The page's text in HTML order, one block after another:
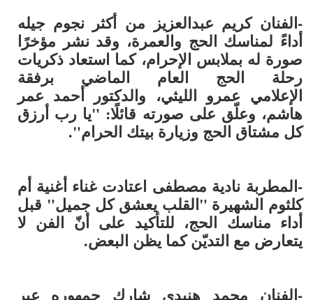
-الفنانكريم عبدالعزيز من أكثر نجوم جيله
أداءً لمناسك الحج والعمرة، وقد نشر مؤخرًا
صورة له بملابس الإحرام، كما استعاد ذكريات
رحلة الحج العام الماضي برفقة
الإعلامي عمرو الليثي، والدكتور أحمد عمر
هاشم، وعلّق على صورته قائلًا: "يا رب أرزق
كل مشتاق الحج وزيارة بيتك الحرام".
-المطربةنادية مصطفىاعتادت غناء أغنية أم
كلثوم الشهيرة "القلب يعشق كل جميل" قبل
أداء مناسك الحج، للتأكيد على أنّ الفن لا
يتعارض مع التديّن كما يظن البعض.
-الفنان محمد هنيديشارك جمهوره عبر